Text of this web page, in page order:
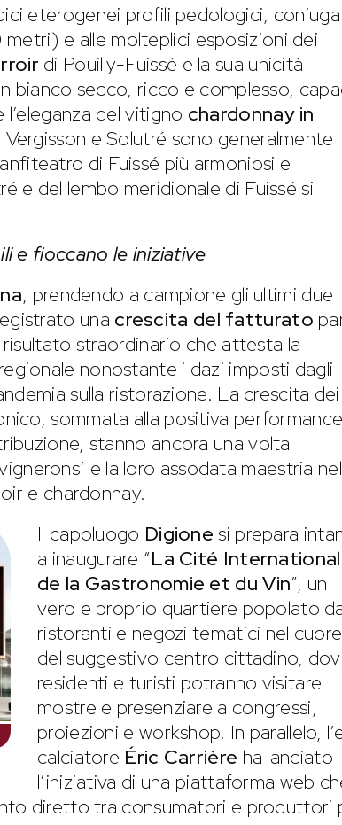
eterogenei profili pedologici,
e alle molteplici esposizioni dei
di Pouilly-Fuissé e la sua unicità
bianco secco, ricco e complesso,
del vitigno chardonnay in
e Solutré sono generalmente
di Fuissé più armoniosi e
e del lembo meridionale di Fuissé si
e fioccano le iniziative
, prendendo a campione gli ultimi due
una crescita del fatturato
straordinario che attesta la
nonostante i dazi imposti dagli
sulla ristorazione. La crescita dei
sommata alla positiva
stanno ancora una volta
e la loro assodata maestria nel
e chardonnay.
Il capoluogo Digione si prepara
a inaugurare “La Cité
de la Gastronomie et du Vin”, un
vero e proprio quartiere popolato
ristoranti e negozi tematici nel cuore
del suggestivo centro cittadino,
residenti e turisti potranno visitare
mostre e presenziare a congressi,
proiezioni e workshop. In parallelo,
calciatore Éric Carrière ha lanciato
l’iniziativa di una piattaforma web
diretto tra consumatori e produttori